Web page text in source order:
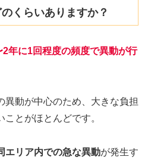
くらいありますか？
2年に1回程度の頻度で異動が行
異動が中心のため、大きな負担
とがほとんどです。
エリア内での急な異動が発生す